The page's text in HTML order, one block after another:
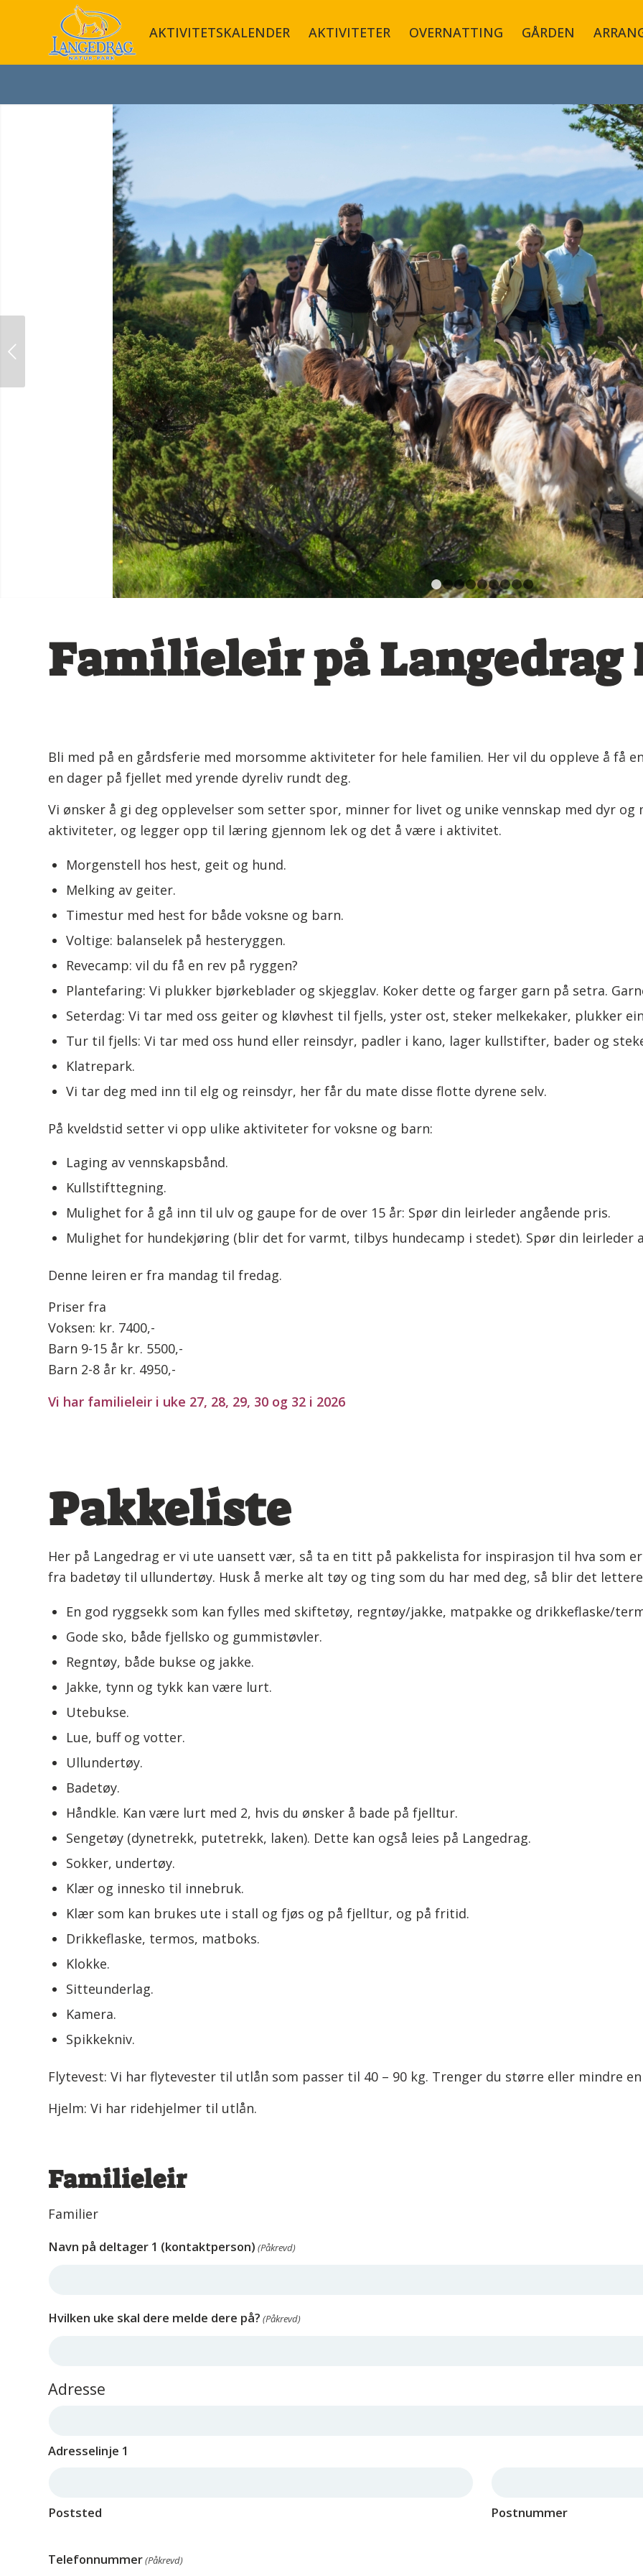
AKTIVITETSKALENDER AKTIVITETER OVERNATTING GÅRDEN
1 2 3 4 5 6 7 8 9
Familieleir på
Bli med på en gårdsferie med morsomme aktiviteter for hele familien. Her vil du oppleve å få
en dager på fjellet med yrende dyreliv rundt deg.
Vi ønsker å gi deg opplevelser som setter spor, minner for livet og unike vennskap med dyr og
aktiviteter, og legger opp til læring gjennom lek og det å være i aktivitet.
Morgenstell hos hest, geit og hund.
Melking av geiter.
Timestur med hest for både voksne og barn.
Voltige: balanselek på hesteryggen.
Revecamp: vil du få en rev på ryggen?
Plantefaring: Vi plukker bjørkeblader og skjegglav. Koker dette og farger garn på setra.
Seterdag: Vi tar med oss geiter og kløvhest til fjells, yster ost, steker melkekaker, plukker
Tur til fjells: Vi tar med oss hund eller reinsdyr, padler i kano, lager kullstifter, bader og
Klatrepark.
Vi tar deg med inn til elg og reinsdyr, her får du mate disse flotte dyrene selv.
På kveldstid setter vi opp ulike aktiviteter for voksne og barn:
Laging av vennskapsbånd.
Kullstifttegning.
Mulighet for å gå inn til ulv og gaupe for de over 15 år: Spør din leirleder angående pris.
Mulighet for hundekjøring (blir det for varmt, tilbys hundecamp i stedet). Spør din leirleder
Denne leiren er fra mandag til fredag.
Priser fra
Voksen: kr. 7400,-
Barn 9-15 år kr. 5500,-
Barn 2-8 år kr. 4950,-
Vi har familieleir i uke 27, 28, 29, 30 og 32 i 2026
Pakkeliste
Her på Langedrag er vi ute uansett vær, så ta en titt på pakkelista for inspirasjon til hva som
fra badetøy til ullundertøy. Husk å merke alt tøy og ting som du har med deg, så blir det
En god ryggsekk som kan fylles med skiftetøy, regntøy/jakke, matpakke og drikkeflaske/
Gode sko, både fjellsko og gummistøvler.
Regntøy, både bukse og jakke.
Jakke, tynn og tykk kan være lurt.
Utebukse.
Lue, buff og votter.
Ullundertøy.
Badetøy.
Håndkle. Kan være lurt med 2, hvis du ønsker å bade på fjelltur.
Sengetøy (dynetrekk, putetrekk, laken). Dette kan også leies på Langedrag.
Sokker, undertøy.
Klær og innesko til innebruk.
Klær som kan brukes ute i stall og fjøs og på fjelltur, og på fritid.
Drikkeflaske, termos, matboks.
Klokke.
Sitteunderlag.
Kamera.
Spikkekniv.
Flytevest: Vi har flytevester til utlån som passer til 40 – 90 kg. Trenger du større eller mindre
Hjelm: Vi har ridehjelmer til utlån.
Familieleir
Familier
Navn på deltager 1 (kontaktperson) (Påkrevd)
Hvilken uke skal dere melde dere på? (Påkrevd)
Adresse
Adresselinje 1
Poststed Postnummer
Telefonnummer(Påkrevd)